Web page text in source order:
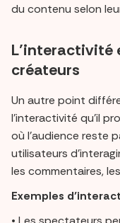
du contenu selon
L’interactivité
créateurs
Un autre point
l’interactivité qu’il
où l’audience reste
utilisateurs
les commentaires,
Exemples